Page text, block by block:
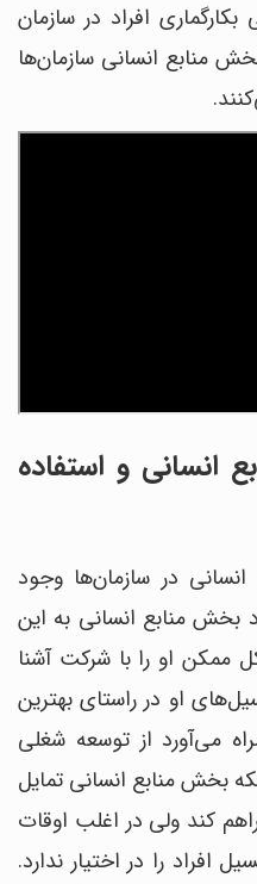
افراد در سازمان
منابع انسانی سازمان‌ها
و استفاده
در سازمان‌ها وجود
بخش منابع انسانی به این
ممکن او را با شرکت آشنا
او در راستای بهترین
می‌آورد از توسعه شغلی
بخش منابع انسانی تمایل
کند ولی در اغلب اوقات
افراد را در اختیار ندارد.